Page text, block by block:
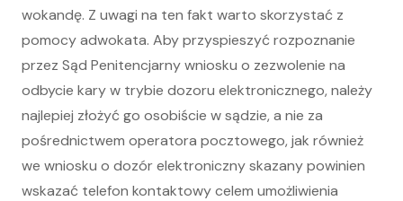
wokandę. Z uwagi na ten fakt warto skorzystać z
pomocy adwokata. Aby przyspieszyć rozpoznanie
przez Sąd Penitencjarny wniosku o zezwolenie na
odbycie kary w trybie dozoru elektronicznego, należy
najlepiej złożyć go osobiście w sądzie, a nie za
pośrednictwem operatora pocztowego, jak również
we wniosku o dozór elektroniczny skazany powinien
wskazać telefon kontaktowy celem umożliwienia